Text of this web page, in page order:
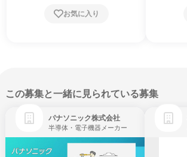
お気に入り
この募集と一緒に見られている募集
パナソニック株式会社
半導体・電子機器メーカー